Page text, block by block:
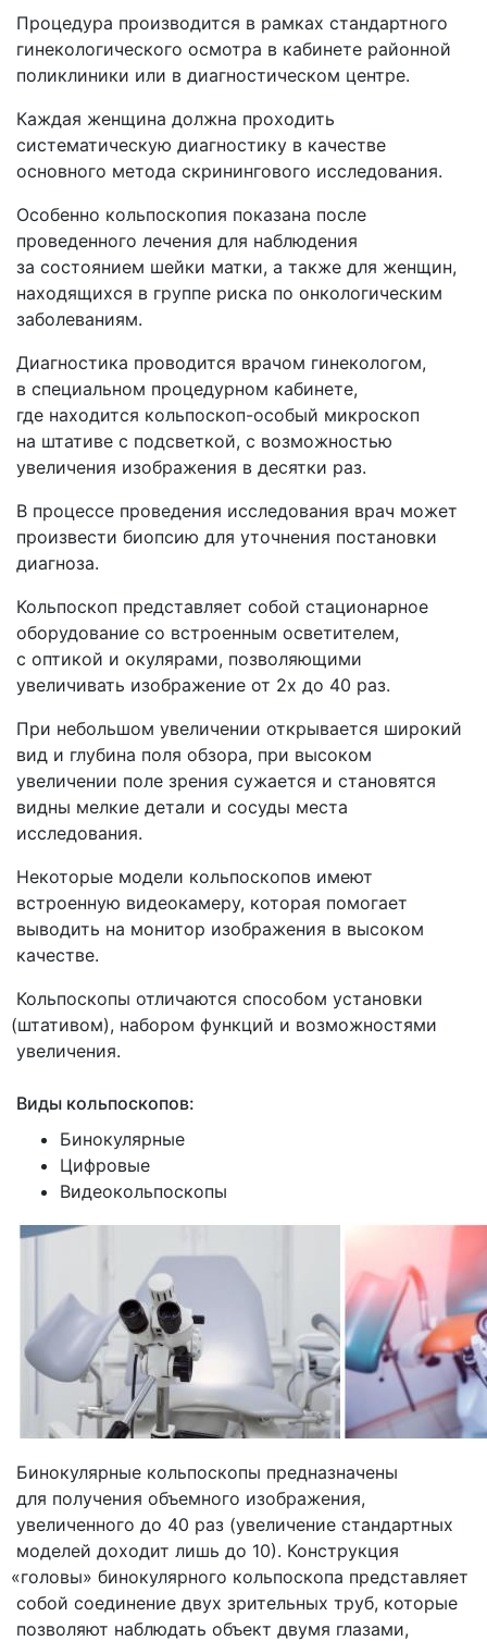
Блоки излучения БН-ВЛОК
Блоки излучения БСМ
Измерители мощности
Аппараты радиочастотной
Нейростимуляторы
Аппараты рефлексотерапии
Концентраторы кислородные
Аппараты для интерференционной терапии
Аэроионизаторы
Аппараты биоритмостимуляции
›
Ингаляторы, небулайзеры
Ингаляторы Альбедо
Фототерапевтические транскраниальные
аппараты ELMEDLIFE
Прочее
Процедура производится в рамках стандартного
гинекологического осмотра в кабинете районной
поликлиники или в диагностическом центре.
Каждая женщина должна проходить
систематическую диагностику в качестве
основного метода скринингового исследования.
Особенно кольпоскопия показана после
проведенного лечения для наблюдения
за состоянием шейки матки, а также для женщин,
находящихся в группе риска по онкологическим
заболеваниям.
Диагностика проводится врачом гинекологом,
в специальном процедурном кабинете,
где находится кольпоскоп-особый микроскоп
на штативе с подсветкой, с возможностью
увеличения изображения в десятки раз.
В процессе проведения исследования врач может
произвести биопсию для уточнения постановки
диагноза.
Кольпоскоп представляет собой стационарное
оборудование со встроенным осветителем,
с оптикой и окулярами, позволяющими
увеличивать изображение от 2х до 40 раз.
При небольшом увеличении открывается широкий
вид и глубина поля обзора, при высоком
увеличении поле зрения сужается и становятся
видны мелкие детали и сосуды места
исследования.
Некоторые модели кольпоскопов имеют
встроенную видеокамеру, которая помогает
выводить на монитор изображения в высоком
качестве.
Кольпоскопы отличаются способом установки
(штативом), набором функций и возможностями
увеличения.
Виды кольпоскопов:
Бинокулярные
Цифровые
Видеокольпоскопы
Бинокулярные кольпоскопы предназначены
для получения объемного изображения,
увеличенного до 40 раз (увеличение стандартных
моделей доходит лишь до 10). Конструкция
«головы» бинокулярного кольпоскопа представляет
собой соединение двух зрительных труб, которые
позволяют наблюдать объект двумя глазами,